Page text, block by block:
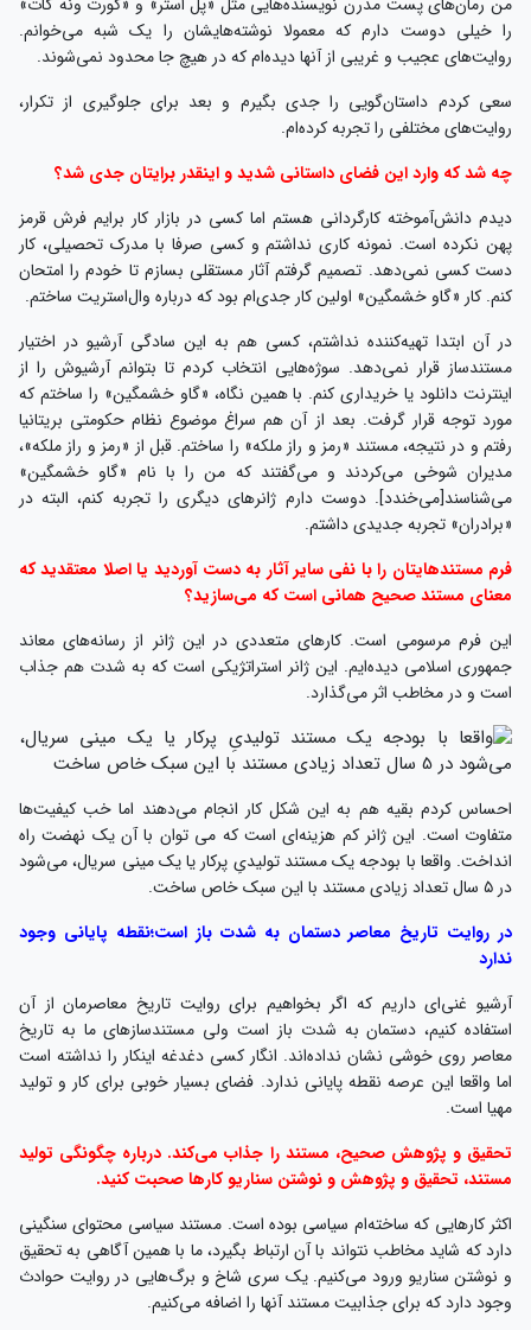
را خیلی دوست دارم که معمولا نوشته‌هایشان را یک شبه می‌خوانم.
روایت‌های عجیب و غریبی از آنها دیده‌ام که در هیچ جا محدود نمی‌شوند.
سعی کردم داستان‌گویی را جدی بگیرم و بعد برای جلوگیری از تکرار،
روایت‌های مختلفی را تجربه کرده‌ام.
چه شد که وارد این فضای داستانی شدید و اینقدر برایتان جدی شد؟
دیدم دانش‌آموخته کارگردانی هستم اما کسی در بازار کار برایم فرش قرمز
پهن نکرده است. نمونه کاری نداشتم و کسی صرفا با مدرک تحصیلی، کار
دست کسی نمی‌دهد. تصمیم گرفتم آثار مستقلی بسازم تا خودم را امتحان
کنم. کار «گاو خشمگین» اولین کار جدی‌ام بود که درباره وال‌استریت ساختم.
در آن ابتدا تهیه‌کننده نداشتم، کسی هم به این سادگی آرشیو در اختیار
مستندساز قرار نمی‌دهد. سوژه‌هایی انتخاب کردم تا بتوانم آرشیوش را از
اینترنت دانلود یا خریداری کنم. با همین نگاه، «گاو خشمگین» را ساختم که
مورد توجه قرار گرفت. بعد از آن هم سراغ موضوع نظام حکومتی بریتانیا
رفتم و در نتیجه، مستند «رمز و راز ملکه» را ساختم. قبل از «رمز و راز ملکه»،
مدیران شوخی می‌کردند و می‌گفتند که من را با نام «گاو خشمگین»
می‌شناسند[می‌خندد]. دوست دارم ژانرهای دیگری را تجربه کنم، البته در
«برادران» تجربه جدیدی داشتم.
فرم مستندهایتان را با نفی سایر آثار به دست آوردید یا اصلا معتقدید که
معنای مستند صحیح همانی است که می‌سازید؟
این فرم مرسومی است. کارهای متعددی در این ژانر از رسانه‌های معاند
جمهوری اسلامی دیده‌ایم. این ژانر استراتژیکی است که به شدت هم جذاب
است و در مخاطب اثر می‌گذارد.
احساس کردم بقیه هم به این شکل کار انجام می‌دهند اما خب کیفیت‌ها
متفاوت است. این ژانر کم هزینه‌ای است که می توان با آن یک نهضت راه
انداخت. واقعا با بودجه یک مستند تولیدیِ پرکار یا یک مینی سریال، می‌شود
در ۵ سال تعداد زیادی مستند با این سبک خاص ساخت.
در روایت تاریخ معاصر دستمان به شدت باز است؛نقطه پایانی وجود
ندارد
آرشیو غنی‌ای داریم که اگر بخواهیم برای روایت تاریخ معاصرمان از آن
استفاده کنیم، دستمان به شدت باز است ولی مستندسازهای ما به تاریخ
معاصر روی خوشی نشان نداده‌اند. انگار کسی دغدغه اینکار را نداشته است
اما واقعا این عرصه نقطه پایانی ندارد. فضای بسیار خوبی برای کار و تولید
مهیا است.
تحقیق و پژوهش صحیح، مستند را جذاب می‌کند. درباره چگونگی تولید
مستند، تحقیق و پژوهش و نوشتن سناریو کارها صحبت کنید.
اکثر کارهایی که ساخته‌ام سیاسی بوده است. مستند سیاسی محتوای سنگینی
دارد که شاید مخاطب نتواند با آن ارتباط بگیرد، ما با همین آگاهی به تحقیق
و نوشتن سناریو ورود می‌کنیم. یک سری شاخ و برگ‌هایی در روایت حوادث
وجود دارد که برای جذابیت مستند آنها را اضافه می‌کنیم.